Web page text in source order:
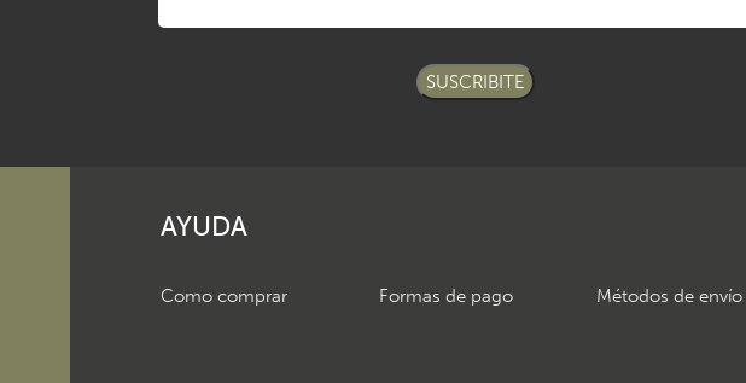
SUSCRIBITE
AYUDA
Como comprar Formas de pago Métodos de envío